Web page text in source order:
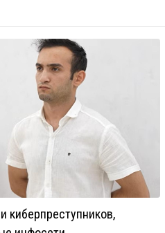
киберпреступников,